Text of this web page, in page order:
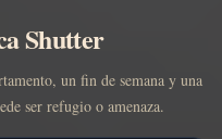
Shutter
un fin de semana y una
ser refugio o amenaza.